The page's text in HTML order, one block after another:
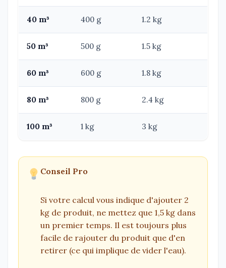
40 m³ 400 g 1.2 kg
50 m³ 500 g 1.5 kg
60 m³ 600 g 1.8 kg
80 m³ 800 g 2.4 kg
100 m³ 1 kg 3 kg
Conseil Pro
Si votre calcul vous indique d'ajouter 2
kg de produit, ne mettez que 1,5 kg dans
un premier temps. Il est toujours plus
facile de rajouter du produit que d'en
retirer (ce qui implique de vider l'eau).